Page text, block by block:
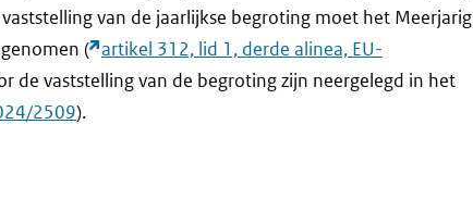
van de jaarlijkse begroting moet het Meerjarig
( artikel 312, lid 1, derde alinea, EU-
de vaststelling van de begroting zijn neergelegd in het
2509).